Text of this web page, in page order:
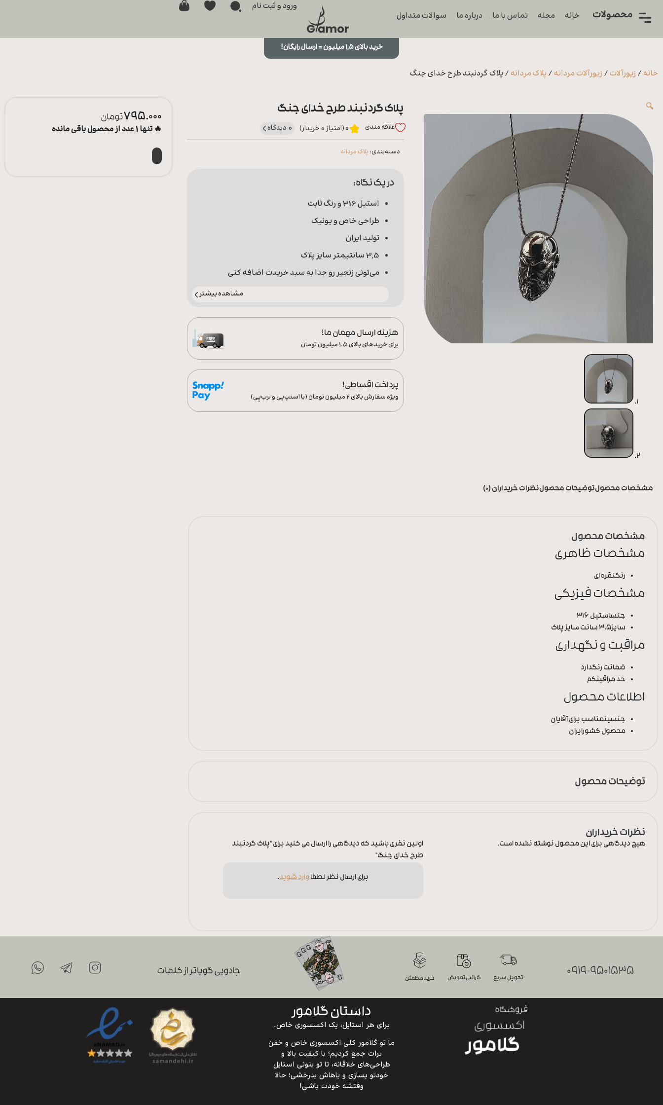
محصولات
زیورآلات
ورشو
محصولات خانه مجله تماس با ما درباره ما سوالات متداول
ورود و ثبت نام
خرید بالای ۱,۵ میلیون = ارسال رایگان!
خانه/ زیورآلات/ زیورآلات مردانه/ پلاک مردانه/ پلاک گردنبند طرح خدای جنگ
🔍 پلاک گردنبند طرح خدای جنگ
علاقه‌ مندی 0(امتیاز 0 خریدار) 0 دیدگاه
دسته‌بندی: پلاک مردانه
در یک نگاه:
استیل 316 و رنگ ثابت
طراحی خاص و یونیک
تولید ایران
3,5 سانتیمتر سایز پلاک
می‌تونی زنجیر رو جدا به سبد خریدت اضافه کنی
مشاهده بیشتر
هزینه ارسال مهمان ما!
برای خریدهای بالای ۱.۵ میلیون تومان
پرداخت اقساطی!
ویژه سفارش‌ بالای ۲ میلیون تومان (با اسنپ‌پی و ترب‌پِی)
795.000تومان
🔥 تنها 1 عدد از محصول باقی مانده
مشخصات محصولتوضیحات محصولنظرات خریداران (0)
مشخصات محصول
مشخصات ظاهری
رنگنقره ای
مشخصات فیزیکی
جنساستیل 316
سایز3.5 سانت سایز پلاک
مراقبت و نگهداری
ضمانت رنگدارد
حد مراقبتکم
اطلاعات محصول
جنسیتمناسب برای آقایان
محصول کشورایران
توضیحات محصول
نظرات خریداران
هیچ دیدگاهی برای این محصول نوشته نشده است.
اولین نفری باشید که دیدگاهی را ارسال می کنید برای “پلاک گردنبند
طرح خدای جنگ”
برای ارسال نظر لطفاوارد شوید.
0919-9501535 تحویل سریع گارانتی تعویض خرید مطمئن
جادویی گویاتر از کلمات
داستان گلامور
برای هر استایل، یک اکسسوری خاص.
ما تو گلامور کلی اکسسوری خاص و خفن
برات جمع کردیم؛ با کیفیت بالا و
طراحی‌های خلاقانه، تا تو بتونی استایل
خودتو بسازی و باهاش بدرخشی؛ حالا
وقتشه خودت باشی!